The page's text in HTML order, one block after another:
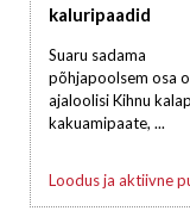
kaluripaadid
Suaru sadama
põhjapoolsem osa
ajaloolisi Kihnu
kakuamipaate, ...
Loodus ja aktiivne